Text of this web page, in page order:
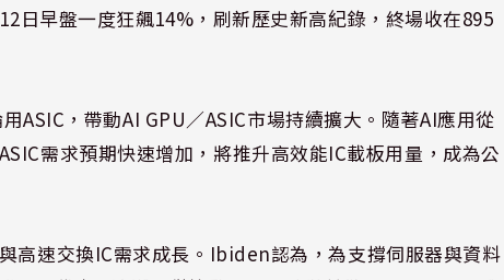
日早盤一度狂飆14%，刷新歷史新高紀錄，終場收在895
ASIC，帶動AI GPU／ASIC市場持續擴大。隨著AI應用從
需求預期快速增加，將推升高效能IC載板用量，成為公
高速交換IC需求成長。Ibiden認為，為支撐伺服器與資料